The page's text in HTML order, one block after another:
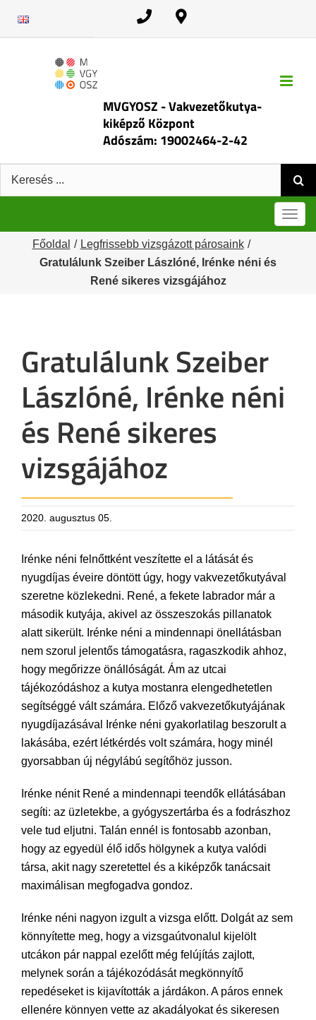
MVGYOSZ - Vakvezetőkutya-
kiképző Központ
Adószám: 19002464-2-42
Keresés:
Főoldal
Legfrissebb vizsgázott párosaink
Gratulálunk Szeiber Lászlóné, Irénke néni és
René sikeres vizsgájához
Gratulálunk Szeiber
Lászlóné, Irénke néni
és René sikeres
vizsgájához
2020. augusztus 05.
Irénke néni felnőttként veszítette el a látását és
nyugdíjas éveire döntött úgy, hogy vakvezetőkutyával
szeretne közlekedni. René, a fekete labrador már a
második kutyája, akivel az összeszokás pillanatok
alatt sikerült. Irénke néni a mindennapi önellátásban
nem szorul jelentős támogatásra, ragaszkodik ahhoz,
hogy megőrizze önállóságát. Ám az utcai
tájékozódáshoz a kutya mostanra elengedhetetlen
segítséggé vált számára. Előző vakvezetőkutyájának
nyugdíjazásával Irénke néni gyakorlatilag beszorult a
lakásába, ezért létkérdés volt számára, hogy minél
gyorsabban új négylábú segítőhöz jusson.
Irénke nénit René a mindennapi teendők ellátásában
segíti: az üzletekbe, a gyógyszertárba és a fodrászhoz
vele tud eljutni. Talán ennél is fontosabb azonban,
hogy az egyedül élő idős hölgynek a kutya valódi
társa, akit nagy szeretettel és a kiképzők tanácsait
maximálisan megfogadva gondoz.
Irénke néni nagyon izgult a vizsga előtt. Dolgát az sem
könnyítette meg, hogy a vizsgaútvonalul kijelölt
utcákon pár nappal ezelőtt még felújítás zajlott,
melynek során a tájékozódását megkönnyítő
repedéseket is kijavították a járdákon. A páros ennek
ellenére könnyen vette az akadályokat és sikeresen